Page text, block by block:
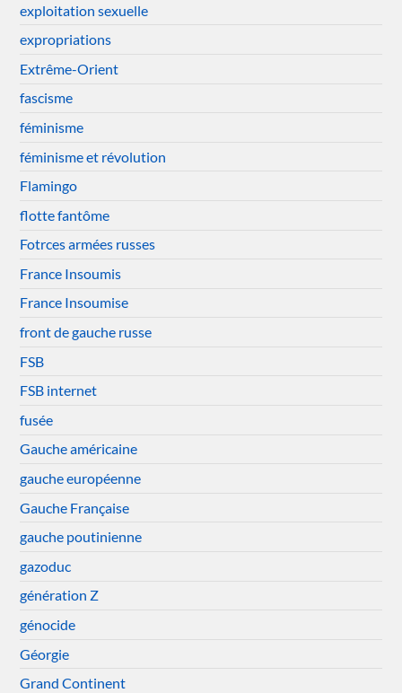
exploitation sexuelle
expropriations
Extrême-Orient
fascisme
féminisme
féminisme et révolution
Flamingo
flotte fantôme
Fotrces armées russes
France Insoumis
France Insoumise
front de gauche russe
FSB
FSB internet
fusée
Gauche américaine
gauche européenne
Gauche Française
gauche poutinienne
gazoduc
génération Z
génocide
Géorgie
Grand Continent